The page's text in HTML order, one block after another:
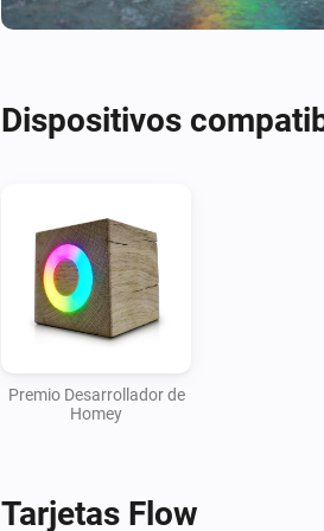
Dispositivos
Premio Desarrollador de
Homey
Tarjetas Flow